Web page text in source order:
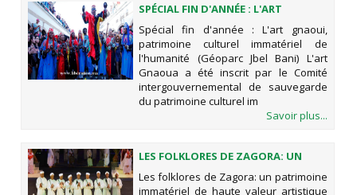
SPÉCIAL FIN D'ANNÉE : L'ART
GNAOUI, PATRIMOINE CULTUREL
IMMATÉRIEL DE L'HUMANITÉ
(GÉOPARC JBEL BANI)
Spécial fin d'année : L'art gnaoui,
patrimoine culturel immatériel de
l'humanité (Géoparc Jbel Bani) L'art
Gnaoua a été inscrit par le Comité
intergouvernemental de sauvegarde
du patrimoine culturel im
Savoir plus...
LES FOLKLORES DE ZAGORA: UN
PATRIMOINE IMMATÉRIEL DE HAUTE
VALEUR ARTISTIQUE
Les folklores de Zagora: un patrimoine
immatériel de haute valeur artistique